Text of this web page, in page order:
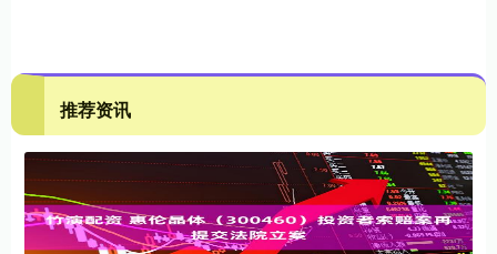
推荐资讯